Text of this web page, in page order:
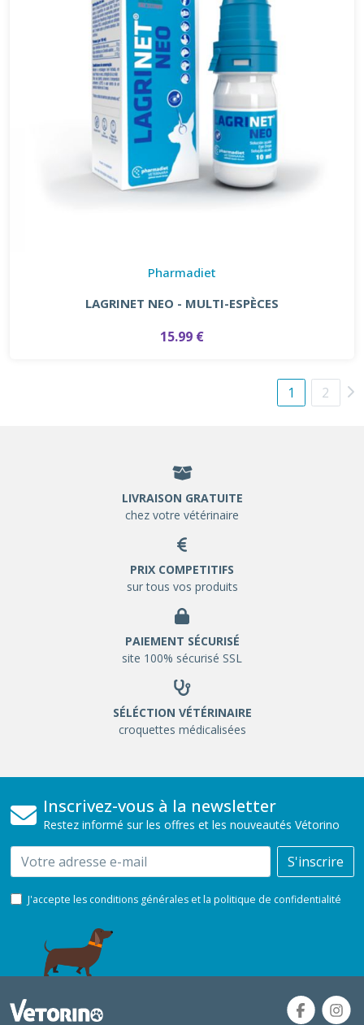
Pharmadiet
LAGRINET NEO - MULTI-ESPÈCES
15.99 €
1 2
LIVRAISON GRATUITE
chez votre vétérinaire
PRIX COMPETITIFS
sur tous vos produits
PAIEMENT SÉCURISÉ
site 100% sécurisé SSL
SÉLÉCTION VÉTÉRINAIRE
croquettes médicalisées
Inscrivez-vous à la newsletter
Restez informé sur les offres et les nouveautés Vétorino
Email S'inscrire
J'accepte les conditions générales et la politique de confidentialité